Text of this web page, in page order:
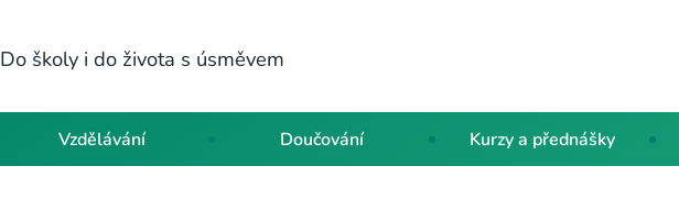
Do školy i do života s úsměvem
Vzdělávání Doučování Kurzy a přednášky